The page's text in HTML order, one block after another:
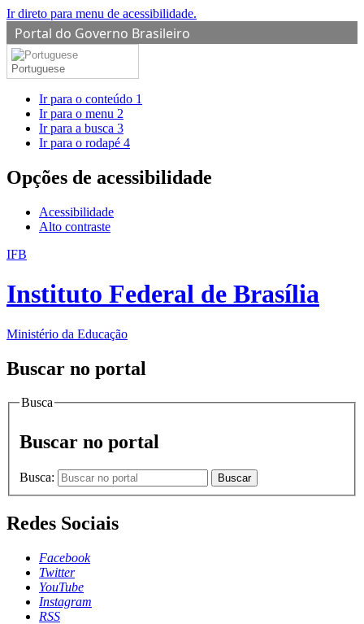
Ir direto para menu de acessibilidade.
Portal do Governo Brasileiro
Portuguese
Ir para o conteúdo 1
Ir para o menu 2
Ir para a busca 3
Ir para o rodapé 4
Opções de acessibilidade
Acessibilidade
Alto contraste
IFB
Instituto Federal de Brasília
Ministério da Educação
Buscar no portal
Busca
Buscar no portal
Busca: Buscar
Redes Sociais
Facebook
Twitter
YouTube
Instagram
RSS